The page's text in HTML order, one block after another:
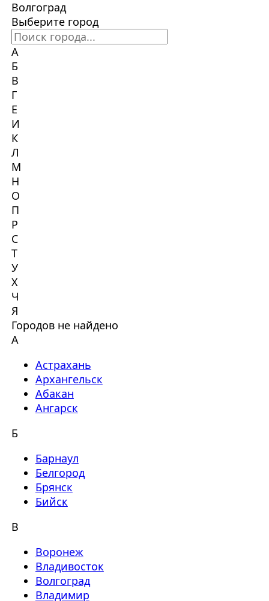
Волгоград
Выберите город
А
Б
В
Г
Е
И
К
Л
М
Н
О
П
Р
С
Т
У
Х
Ч
Я
Городов не найдено
А
Астрахань
Архангельск
Абакан
Ангарск
Б
Барнаул
Белгород
Брянск
Бийск
В
Воронеж
Владивосток
Волгоград
Владимир